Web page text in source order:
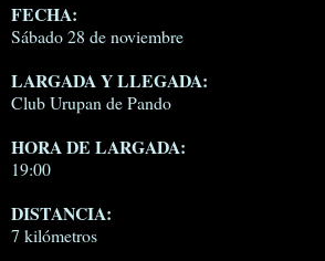
FECHA:
Sábado 28 de noviembre
LARGADA Y LLEGADA:
Club Urupan de Pando
HORA DE LARGADA:
19:00
DISTANCIA:
7 kilómetros